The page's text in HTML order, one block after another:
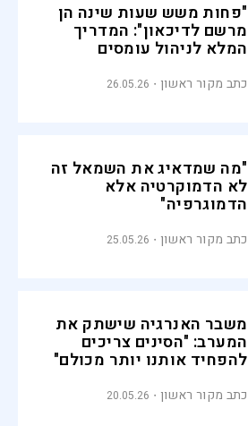
"פחות משש שעות שינה הן
מרשם לדיכאון": המדריך
המלא לניהול עומסים
כתב מקור ראשון 26.05.26
"מה שמדאיג את השמאל זה
לא הדמוקרטיה אלא
הדמוגרפיה"
כתב מקור ראשון 25.05.26
משבר האנרגיה שישתק את
המערב: "הסינים צריכים
להפחיד אותנו יותר מכולם"
כתב מקור ראשון 20.05.26